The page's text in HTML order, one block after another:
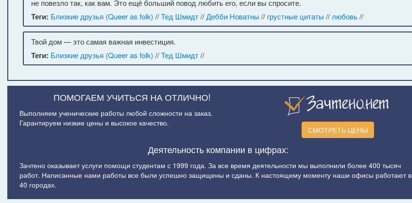
не повезло так, как вам. Это ещё больший повод любить его, если вы спросите.
Теги: Близкие друзья (Queer as folk) //Тед Шмидт//Дебби Новатны // грустные цитаты // любовь//
Твой дом — это самая важная инвестиция.
Теги: Близкие друзья (Queer as folk) //Тед Шмидт//
ПОМОГАЕМ УЧИТЬСЯ НА ОТЛИЧНО!
Выполняем ученические работы любой сложности на заказ.
Гарантируем низкие цены и высокое качество.
СМОТРЕТЬ ЦЕНЫ
Деятельность компании в цифрах:
Зачтено оказывает услуги помощи студентам с 1999 года. За все время деятельности мы выполнили более 400 тысяч
работ. Написанные нами работы все были успешно защищены и сданы. К настоящему моменту наши офисы работают в
40 городах.